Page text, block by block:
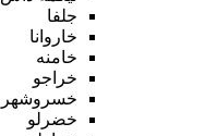
جلفا
خاروانا
خامنه
خراجو
خسروشهر
خضرلو